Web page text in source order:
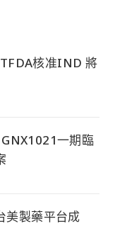
核准IND 將
一期臨
美製藥平台成